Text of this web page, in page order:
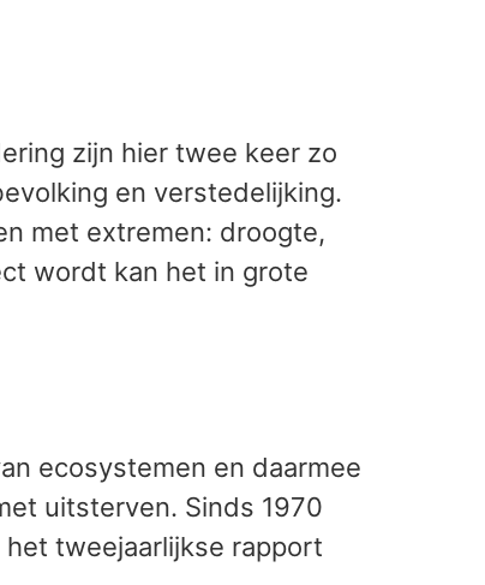
zijn hier twee keer zo
en verstedelijking.
met extremen: droogte,
wordt kan het in grote
ecosystemen en daarmee
uitsterven. Sinds 1970
tweejaarlijkse rapport